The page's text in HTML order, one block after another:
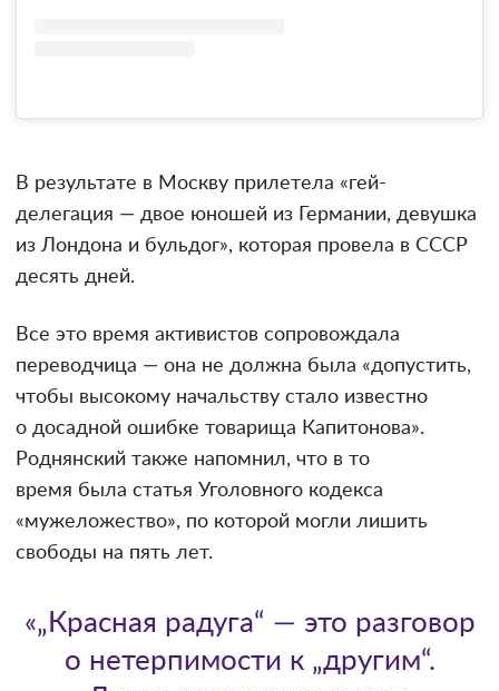
В результате в Москву прилетела «гей-
делегация — двое юношей из Германии, девушка
из Лондона и бульдог», которая провела в СССР
десять дней.
Все это время активистов сопровождала
переводчица — она не должна была «допустить,
чтобы высокому начальству стало известно
о досадной ошибке товарища Капитонова».
Роднянский также напомнил, что в то
время была статья Уголовного кодекса
«мужеложество», по которой могли лишить
свободы на пять лет.
«„Красная радуга“ — это разговор
о нетерпимости к „другим“.